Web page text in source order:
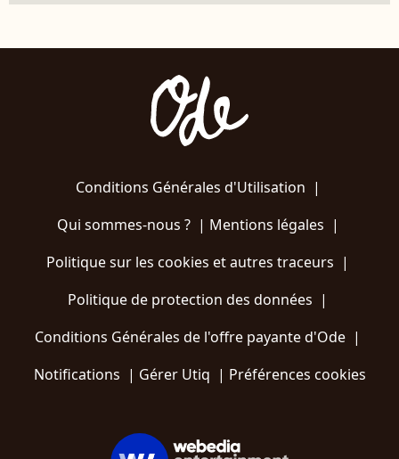
Conditions Générales d'Utilisation |
Qui sommes-nous ?| Mentions légales |
Politique sur les cookies et autres traceurs |
Politique de protection des données |
Conditions Générales de l'offre payante d'Ode |
Notifications | Gérer Utiq | Préférences cookies